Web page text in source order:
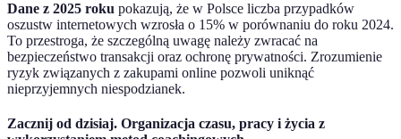
Dane z 2025 roku pokazują, że w Polsce liczba przypadków
oszustw internetowych wzrosła o 15% w porównaniu do roku 2024.
To przestroga, że szczególną uwagę należy zwracać na
bezpieczeństwo transakcji oraz ochronę prywatności. Zrozumienie
ryzyk związanych z zakupami online pozwoli uniknąć
nieprzyjemnych niespodzianek.
Zacznij od dzisiaj. Organizacja czasu, pracy i życia z